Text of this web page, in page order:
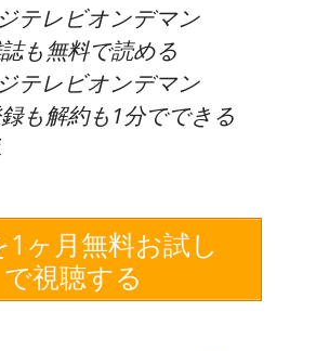
テレビオンデマン
も無料で読める
テレビオンデマン
も解約も1分でできる
1ヶ月無料お試し
で視聴する